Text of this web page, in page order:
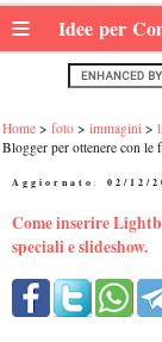
≡ Idee per
Home foto immagini
Blogger per ottenere con le
Aggiornato: 02/12/
Come inserire
speciali e slideshow.